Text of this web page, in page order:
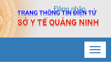
Đăng nhập